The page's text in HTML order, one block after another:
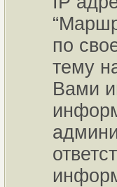
по
тему
Вами